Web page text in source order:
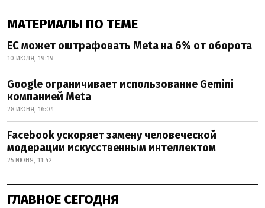
МАТЕРИАЛЫ ПО ТЕМЕ
ЕС может оштрафовать Meta на 6% от оборота
10 ИЮЛЯ, 19:19
Google ограничивает использование Gemini
компанией Meta
28 ИЮНЯ, 16:04
Facebook ускоряет замену человеческой
модерации искусственным интеллектом
25 ИЮНЯ, 11:42
ГЛАВНОЕ СЕГОДНЯ